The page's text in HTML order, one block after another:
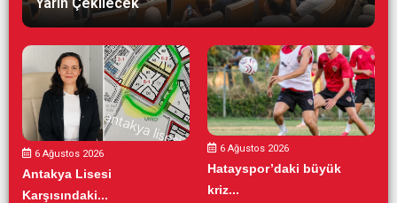
Yarın Çekilecek
6 Ağustos 2026
Antakya Lisesi
Karşısındaki...
6 Ağustos 2026
Hatayspor’daki büyük
kriz...